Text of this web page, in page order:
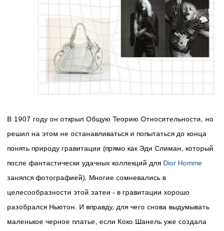
В 1907 году он открыл Общую Теорию Относительности, но
решил на этом не останавливаться и попытаться до конца
понять природу гравитации (прямо как Эди Слиман, который
после фантастически удачных коллекций для Dior Homme
занялся фотографией). Многие сомневались в
целесообразности этой затеи - в гравитации хорошо
разобрался Ньютон. И вправду, для чего снова выдумывать
маленькое черное платье, если Коко Шанель уже создала